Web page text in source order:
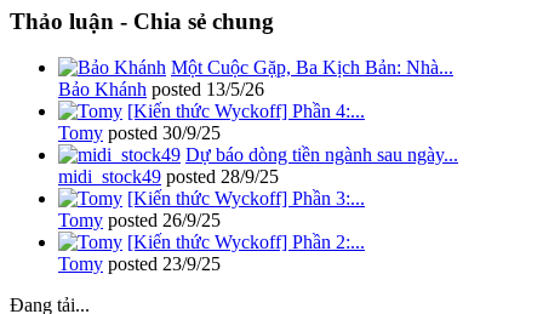
Thảo luận - Chia sẻ chung
Một Cuộc Gặp, Ba Kịch Bản: Nhà...
Bảo Khánh posted 13/5/26
[Kiến thức Wyckoff] Phần 4:...
Tomy posted 30/9/25
Dự báo dòng tiền ngành sau ngày...
midi_stock49 posted 28/9/25
[Kiến thức Wyckoff] Phần 3:...
Tomy posted 26/9/25
[Kiến thức Wyckoff] Phần 2:...
Tomy posted 23/9/25
Đang tải...